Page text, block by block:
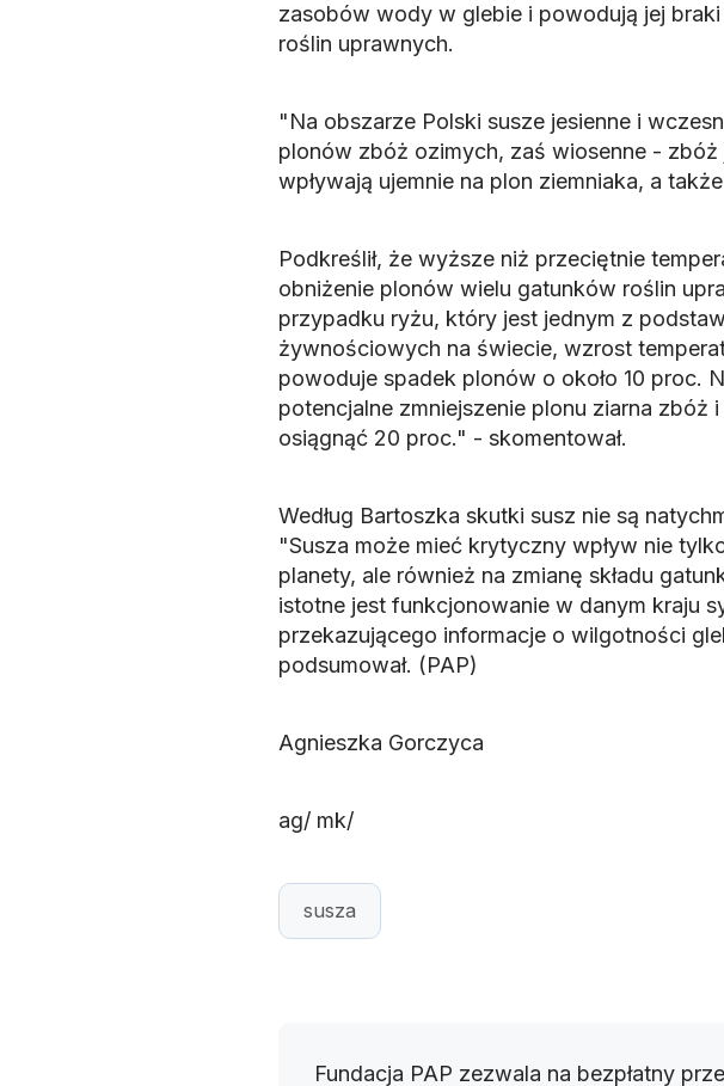
zasobów wody w glebie i powodują jej
roślin uprawnych.
"Na obszarze Polski susze jesienne i
plonów zbóż ozimych, zaś wiosenne - zbóż
wpływają ujemnie na plon ziemniaka, a
Podkreślił, że wyższe niż przeciętnie
obniżenie plonów wielu gatunków roślin
przypadku ryżu, który jest jednym z
żywnościowych na świecie, wzrost
powoduje spadek plonów o około 10 proc.
potencjalne zmniejszenie plonu ziarna
osiągnąć 20 proc." - skomentował.
Według Bartoszka skutki susz nie są
"Susza może mieć krytyczny wpływ nie
planety, ale również na zmianę składu
istotne jest funkcjonowanie w danym kraju
przekazującego informacje o wilgotności
podsumował. (PAP)
Agnieszka Gorczyca
ag/ mk/
susza
Fundacja PAP zezwala na bezpłatny